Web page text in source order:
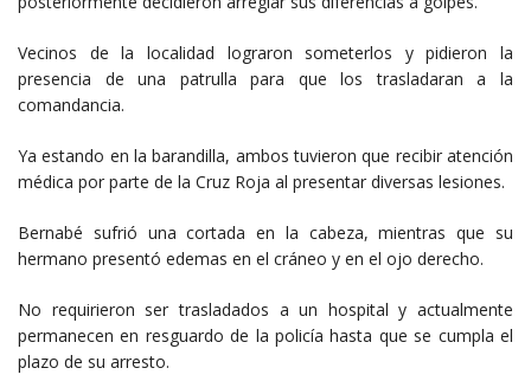
Vecinos de la localidad lograron someterlos y pidieron la
presencia de una patrulla para que los trasladaran a la
comandancia.
Ya estando en la barandilla, ambos tuvieron que recibir atención
médica por parte de la Cruz Roja al presentar diversas lesiones.
Bernabé sufrió una cortada en la cabeza, mientras que su
hermano presentó edemas en el cráneo y en el ojo derecho.
No requirieron ser trasladados a un hospital y actualmente
permanecen en resguardo de la policía hasta que se cumpla el
plazo de su arresto.